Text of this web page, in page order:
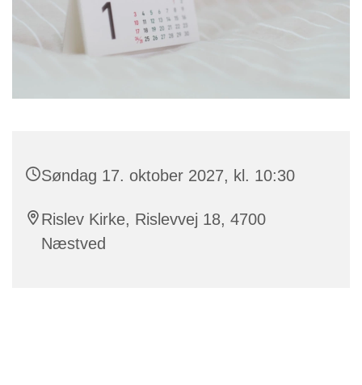
Søndag 17. oktober 2027, kl. 10:30
Rislev Kirke, Rislevvej 18, 4700
Næstved